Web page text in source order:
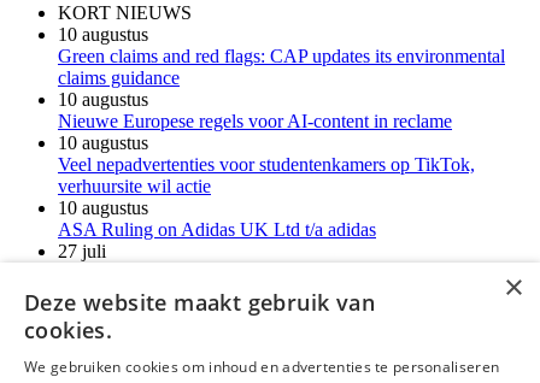
KORT NIEUWS
10 augustus
Green claims and red flags: CAP updates its environmental
claims guidance
10 augustus
Nieuwe Europese regels voor AI-content in reclame
10 augustus
Veel nepadvertenties voor studentenkamers op TikTok,
verhuursite wil actie
10 augustus
ASA Ruling on Adidas UK Ltd t/a adidas
27 juli
duurdere producten SHEIN lijdt onder Amerikaanse
importregels en dreigt met duurdere producten
Meer kort nieuws
×
Deze website maakt gebruik van
cookies.
We gebruiken cookies om inhoud en advertenties te personaliseren